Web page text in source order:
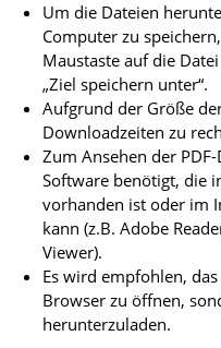
Um die Dateien
Computer zu
Maustaste auf die
„Ziel speichern unter“.
Aufgrund der Größe
Downloadzeiten zu
Zum Ansehen der
Software benötigt, die
vorhanden ist oder im
kann (z.B. Adobe
Viewer).
Es wird empfohlen,
Browser zu öffnen,
herunterzuladen.